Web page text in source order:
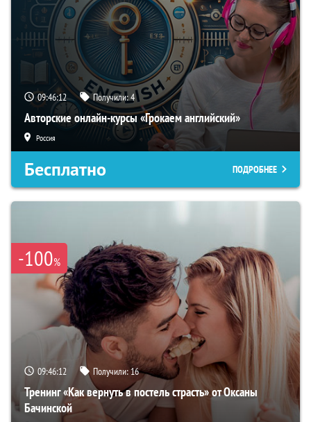
09:46:11 Получили:4
Авторские онлайн-курсы «Грокаем английский»
Россия
Бесплатно ПОДРОБНЕЕ
-100%
09:46:11 Получили:16
Тренинг «Как вернуть в постель страсть» от Оксаны
Бачинской